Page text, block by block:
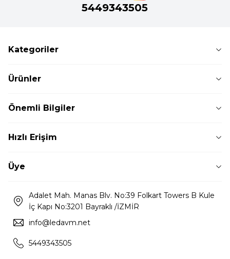
5449343505
Kategoriler
Ürünler
Önemli Bilgiler
Hızlı Erişim
Üye
Adalet Mah. Manas Blv. No:39 Folkart Towers B Kule
İç Kapı No:3201 Bayraklı /İZMİR
info@ledavm.net
5449343505